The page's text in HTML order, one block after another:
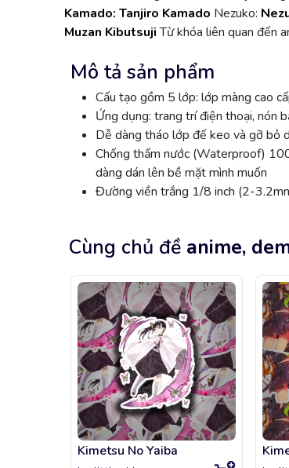
Kamado: Tanjiro Kamado Nezuko:
Muzan KibutsujiTừ khóa liên quan đến
Mô tả sản phẩm
Cấu tạo gồm 5 lớp: lớp màng cao
Ứng dụng: trang trí điện thoại, nón
Dễ dàng tháo lớp đế keo và gỡ bỏ
Chống thấm nước (Waterproof)
dàng dán lên bề mặt mình muốn
Đường viền trắng 1/8 inch (2-
Cùng chủ đề anime,
Kimetsu No Yaiba